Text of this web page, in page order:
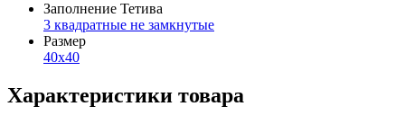
Заполнение Тетива
3 квадратные не замкнутые
Размер
40х40
Характеристики товара